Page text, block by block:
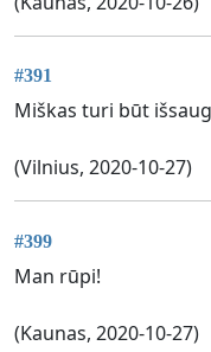
#391
Miškas turi būt
(Vilnius, 2020-10-27)
#399
Man rūpi!
(Kaunas, 2020-10-27)